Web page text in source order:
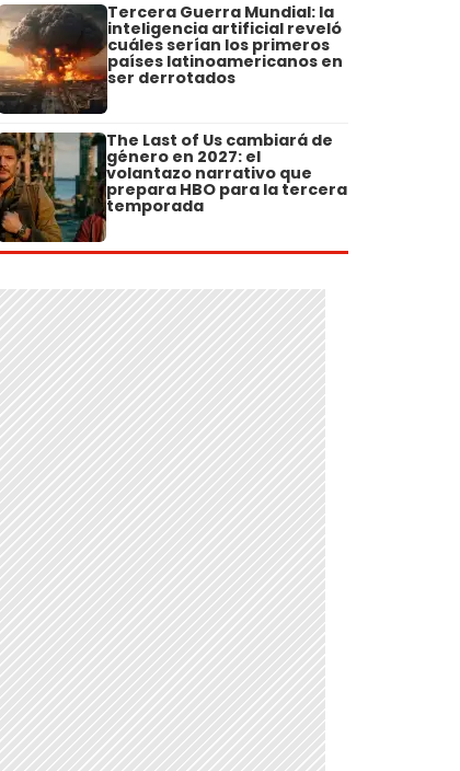
Tercera Guerra Mundial: la
inteligencia artificial reveló
cuáles serían los primeros
países latinoamericanos en
ser derrotados
The Last of Us cambiará de
género en 2027: el
volantazo narrativo que
prepara HBO para la tercera
temporada